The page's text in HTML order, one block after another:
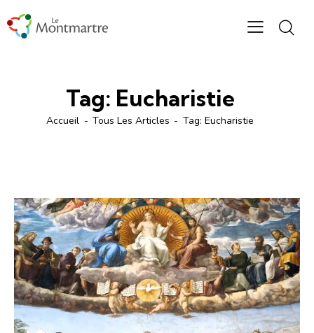
Tag: Eucharistie
Accueil Tous Les Articles Tag: Eucharistie